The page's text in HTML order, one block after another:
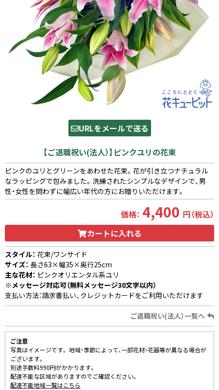
URLをメールで送る
【ご退職祝い(法人）】ピンクユリの花束
ピンクのユリとグリーンをあわせた花束。花が引き立つナチュラル
なラッピングで包みました。洗練されたシンプルなデザインで、男
性・女性を問わずに幅広い年代の方にお贈りいただけます。
価格： 4,400 円（税込）
カートに入れる
スタイル： 花束/ワンサイド
サイズ： 長さ63×幅35×奥行25cm
主な花材： ピンクオリエンタル系ユリ
※メッセージ対応可（無料メッセージ30文字以内）
支払い方法：請求書払い、クレジットカードをご利用いただけます
ご退職祝い(法人）一覧へ
ご注意
写真はイメージです。 地域・季節によって、一部花材・花器等が異なる場合が
ございます。
別途手数料990円がかかります。
配達不能な区域がありますのでご確認ください。
配達不能地域一覧はこちら